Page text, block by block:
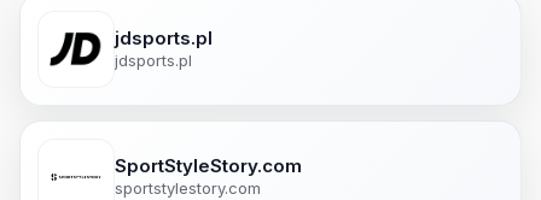
jdsports.pl
jdsports.pl
SportStyleStory.com
sportstylestory.com